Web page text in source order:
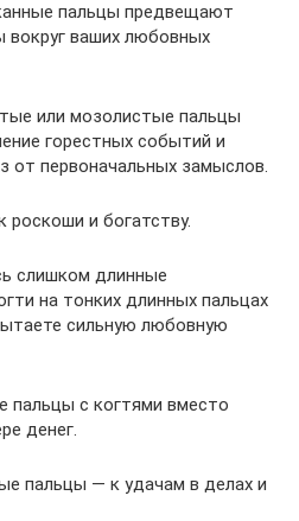
пальцы предвещают
вокруг ваших любовных
или мозолистые пальцы
горестных событий и
от первоначальных замыслов.
и богатству.
слишком длинные
на тонких длинных пальцах
сильную любовную
пальцы с когтями вместо
денег.
пальцы — к удачам в делах и